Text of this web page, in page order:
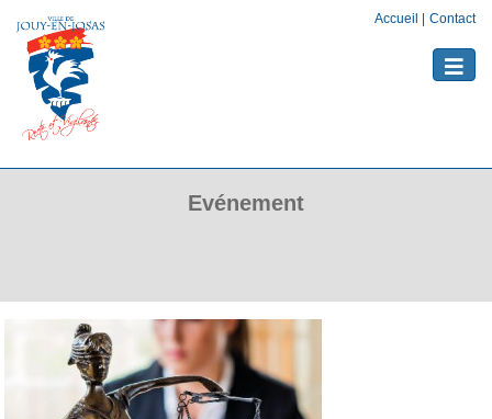
Accueil Contact
Toggle
Evénement